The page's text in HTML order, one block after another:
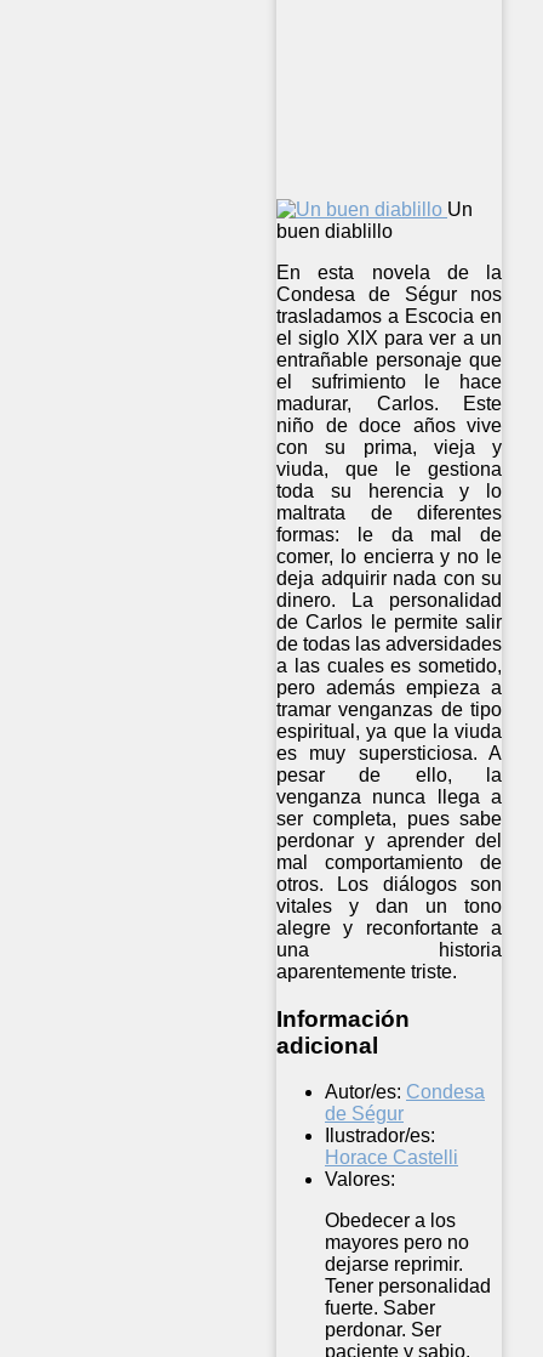
Un
buen diablillo
En esta novela de la
Condesa de Ségur nos
trasladamos a Escocia en
el siglo XIX para ver a un
entrañable personaje que
el sufrimiento le hace
madurar, Carlos. Este
niño de doce años vive
con su prima, vieja y
viuda, que le gestiona
toda su herencia y lo
maltrata de diferentes
formas: le da mal de
comer, lo encierra y no le
deja adquirir nada con su
dinero. La personalidad
de Carlos le permite salir
de todas las adversidades
a las cuales es sometido,
pero además empieza a
tramar venganzas de tipo
espiritual, ya que la viuda
es muy supersticiosa. A
pesar de ello, la
venganza nunca llega a
ser completa, pues sabe
perdonar y aprender del
mal comportamiento de
otros. Los diálogos son
vitales y dan un tono
alegre y reconfortante a
una historia
aparentemente triste.
Información
adicional
Autor/es: Condesa
de Ségur
Ilustrador/es:
Horace Castelli
Valores:
Obedecer a los
mayores pero no
dejarse reprimir.
Tener personalidad
fuerte. Saber
perdonar. Ser
paciente y sabio.